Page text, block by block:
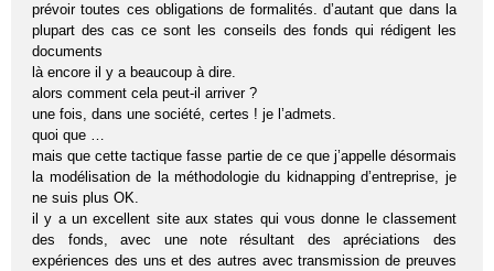
prévoir toutes ces obligations de formalités. d’autant que dans la
plupart des cas ce sont les conseils des fonds qui rédigent les
documents
là encore il y a beaucoup à dire.
alors comment cela peut-il arriver ?
une fois, dans une société, certes ! je l’admets.
quoi que …
mais que cette tactique fasse partie de ce que j’appelle désormais
la modélisation de la méthodologie du kidnapping d’entreprise, je
ne suis plus OK.
il y a un excellent site aux states qui vous donne le classement
des fonds, avec une note résultant des apréciations des
expériences des uns et des autres avec transmission de preuves